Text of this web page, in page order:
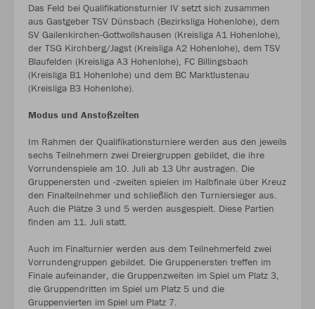
Das Feld bei Qualifikationsturnier IV setzt sich zusammen
aus Gastgeber TSV Dünsbach (Bezirksliga Hohenlohe), dem
SV Gailenkirchen-Gottwollshausen (Kreisliga A1 Hohenlohe),
der TSG Kirchberg/Jagst (Kreisliga A2 Hohenlohe), dem TSV
Blaufelden (Kreisliga A3 Hohenlohe), FC Billingsbach
(Kreisliga B1 Hohenlohe) und dem BC Marktlustenau
(Kreisliga B3 Hohenlohe).
Modus und Anstoßzeiten
Im Rahmen der Qualifikationsturniere werden aus den jeweils
sechs Teilnehmern zwei Dreiergruppen gebildet, die ihre
Vorrundenspiele am 10. Juli ab 13 Uhr austragen. Die
Gruppenersten und -zweiten spielen im Halbfinale über Kreuz
den Finalteilnehmer und schließlich den Turniersieger aus.
Auch die Plätze 3 und 5 werden ausgespielt. Diese Partien
finden am 11. Juli statt.
Auch im Finalturnier werden aus dem Teilnehmerfeld zwei
Vorrundengruppen gebildet. Die Gruppenersten treffen im
Finale aufeinander, die Gruppenzweiten im Spiel um Platz 3,
die Gruppendritten im Spiel um Platz 5 und die
Gruppenvierten im Spiel um Platz 7.